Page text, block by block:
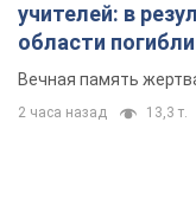
учителей: в
области
муж и внук
Вечная память
2 часа назад 13,3 т.